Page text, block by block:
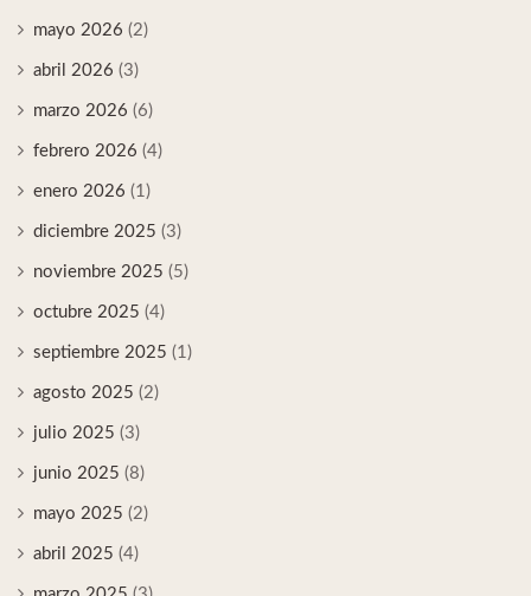
mayo 2026 (2)
abril 2026 (3)
marzo 2026 (6)
febrero 2026 (4)
enero 2026 (1)
diciembre 2025 (3)
noviembre 2025 (5)
octubre 2025 (4)
septiembre 2025 (1)
agosto 2025 (2)
julio 2025 (3)
junio 2025 (8)
mayo 2025 (2)
abril 2025 (4)